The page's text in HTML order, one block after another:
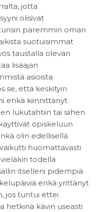
jotta
olisivat
paremmin oman
suotuisimmat
taustalla olevan
lisäajan
asioista
se, että keskityin
enkä kiinnittänyt
lukutahtiin tai siihen
opiskeluun
olin edellisellä
huomattavasti
todella
itselleni pidempiä
enkä yrittänyt
jos tuntui ettei
hetkinä kävin useasti